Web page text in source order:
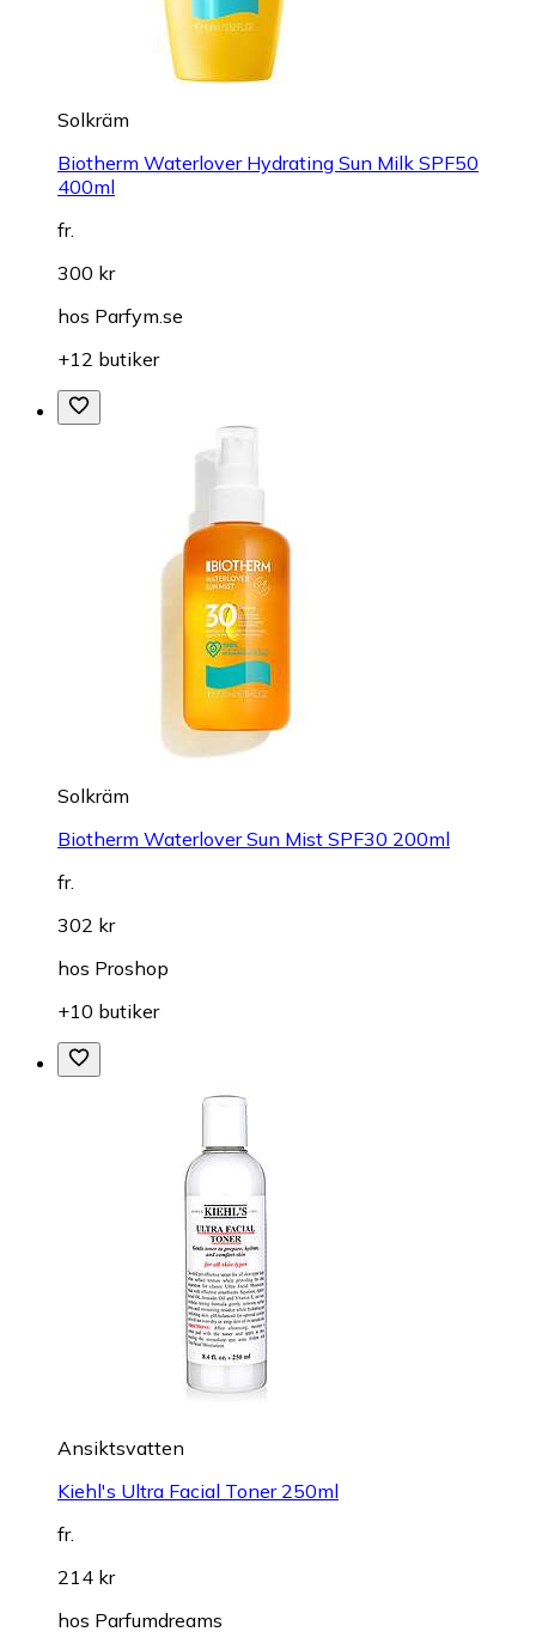
Solkräm
Biotherm Waterlover Hydrating Sun Milk SPF50
400ml
fr.
300 kr
hos Parfym.se
+12 butiker
Solkräm
Biotherm Waterlover Sun Mist SPF30 200ml
fr.
302 kr
hos Proshop
+10 butiker
Ansiktsvatten
Kiehl's Ultra Facial Toner 250ml
fr.
214 kr
hos Parfumdreams